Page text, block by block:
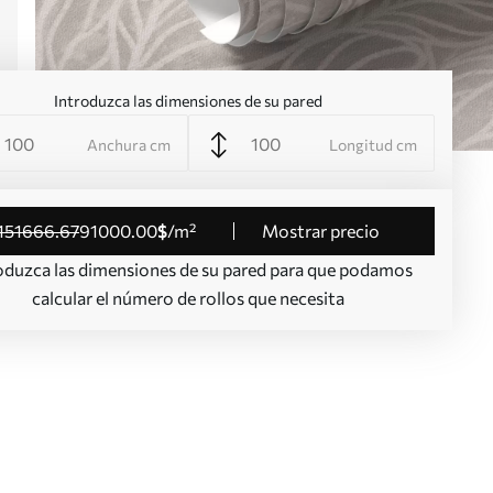
Introduzca las dimensiones de su pared
Anchura cm Longitud cm
.6791000.00$/m²
Mostrar precio
las dimensiones de su pared para que podamos
calcular el número de rollos que necesita